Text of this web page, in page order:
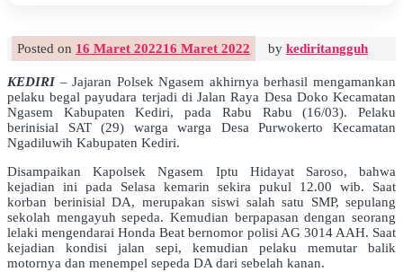
Posted on 16 Maret 202216 Maret 2022 by kediritangguh
KEDIRI – Jajaran Polsek Ngasem akhirnya berhasil mengamankan
pelaku begal payudara terjadi di Jalan Raya Desa Doko Kecamatan
Ngasem Kabupaten Kediri, pada Rabu Rabu (16/03). Pelaku
berinisial SAT (29) warga warga Desa Purwokerto Kecamatan
Ngadiluwih Kabupaten Kediri.
Disampaikan Kapolsek Ngasem Iptu Hidayat Saroso, bahwa
kejadian ini pada Selasa kemarin sekira pukul 12.00 wib. Saat
korban berinisial DA, merupakan siswi salah satu SMP, sepulang
sekolah mengayuh sepeda. Kemudian berpapasan dengan seorang
lelaki mengendarai Honda Beat bernomor polisi AG 3014 AAH. Saat
kejadian kondisi jalan sepi, kemudian pelaku memutar balik
motornya dan menempel sepeda DA dari sebelah kanan.